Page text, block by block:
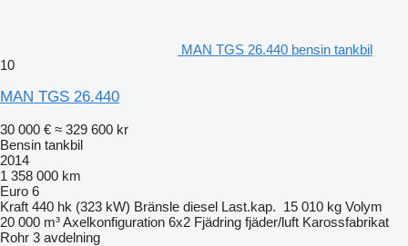
MAN TGS 26.440 bensin tankbil
10
MAN TGS 26.440
30 000 € ≈ 329 600 kr
Bensin tankbil
2014
1 358 000 km
Euro 6
Kraft 440 hk (323 kW) Bränsle diesel Last.kap. 15 010 kg Volym
20 000 m³Axelkonfiguration 6x2 Fjädring fjäder/luft Karossfabrikat
Rohr 3 avdelning